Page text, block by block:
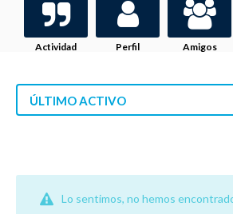
Actividad Perfil Amigos
ÚLTIMO ACTIVO
Lo sentimos, no hemos